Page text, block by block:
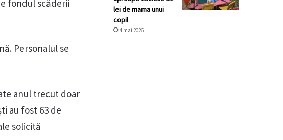
fondul scăderii
Personalul se
anul trecut doar
au fost 63 de
solicită
lei de mama unui
copil
4 mai 2026